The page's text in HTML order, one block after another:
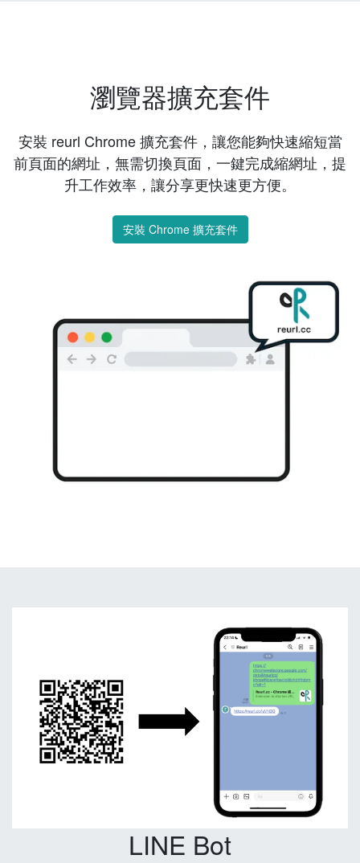
瀏覽器擴充套件
安裝 reurl Chrome 擴充套件，讓您能夠快速縮短當
前頁面的網址，無需切換頁面，一鍵完成縮網址，提
升工作效率，讓分享更快速更方便。
安裝 Chrome 擴充套件
LINE Bot